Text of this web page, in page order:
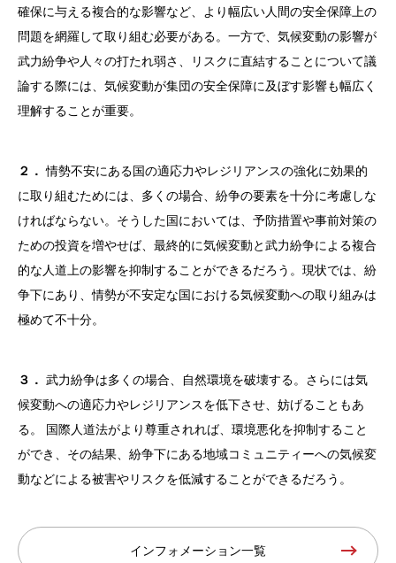
確保に与える複合的な影響など、より幅広い人間の安全保障上の
問題を網羅して取り組む必要がある。一方で、気候変動の影響が
武力紛争や人々の打たれ弱さ、リスクに直結することについて議
論する際には、気候変動が集団の安全保障に及ぼす影響も幅広く
理解することが重要。
２．情勢不安にある国の適応力やレジリアンスの強化に効果的
に取り組むためには、多くの場合、紛争の要素を十分に考慮しな
ければならない。そうした国においては、予防措置や事前対策の
ための投資を増やせば、最終的に気候変動と武力紛争による複合
的な人道上の影響を抑制することができるだろう。現状では、紛
争下にあり、情勢が不安定な国における気候変動への取り組みは
極めて不十分。
３． 武力紛争は多くの場合、自然環境を破壊する。さらには気
候変動への適応力やレジリアンスを低下させ、妨げることもあ
る。 国際人道法がより尊重されれば、環境悪化を抑制すること
ができ、その結果、紛争下にある地域コミュニティーへの気候変
動などによる被害やリスクを低減することができるだろう。
インフォメーション一覧